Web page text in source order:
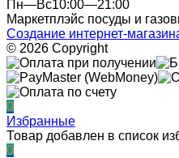
Пн—Вс10:00—21:00
Маркетплэйс посуды и
Создание интернет-
© 2026 Copyright
0
Избранные
Товар добавлен в список
0